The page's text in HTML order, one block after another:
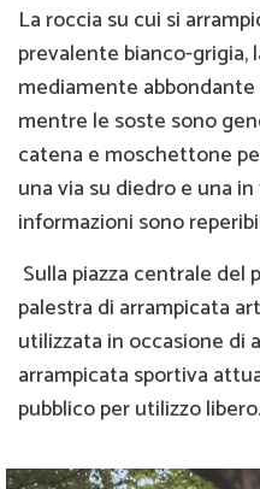
La roccia su cui si
prevalente bianco-grigia,
mediamente
mentre le soste sono
catena e moschettone
una via su diedro e una
informazioni sono
Sulla piazza centrale del
palestra di arrampicata
utilizzata in occasione di
arrampicata sportiva
pubblico per utilizzo libero.